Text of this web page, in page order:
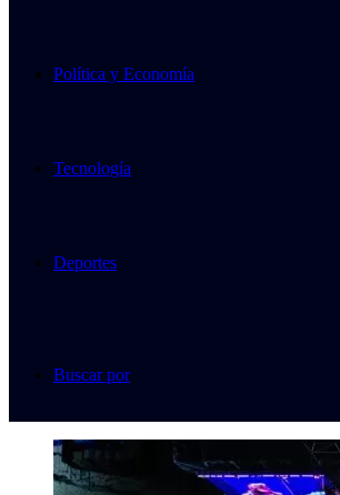
Política y Economía
Tecnología
Deportes
Buscar por